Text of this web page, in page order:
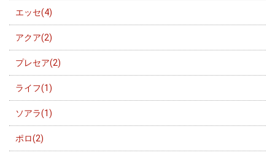
エッセ(4)
アクア(2)
プレセア(2)
ライフ(1)
ソアラ(1)
ポロ(2)